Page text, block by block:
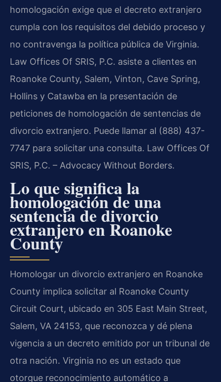
homologación exige que el decreto extranjero
cumpla con los requisitos del debido proceso y
no contravenga la política pública de Virginia.
Law Offices Of SRIS, P.C. asiste a clientes en
Roanoke County, Salem, Vinton, Cave Spring,
Hollins y Catawba en la presentación de
peticiones de homologación de sentencias de
divorcio extranjero. Puede llamar al (888) 437-
7747 para solicitar una consulta. Law Offices Of
SRIS, P.C. – Advocacy Without Borders.
Lo que significa la
homologación de una
sentencia de divorcio
extranjero en Roanoke
County
Homologar un divorcio extranjero en Roanoke
County implica solicitar al Roanoke County
Circuit Court, ubicado en 305 East Main Street,
Salem, VA 24153, que reconozca y dé plena
vigencia a un decreto emitido por un tribunal de
otra nación. Virginia no es un estado que
otorgue reconocimiento automático a